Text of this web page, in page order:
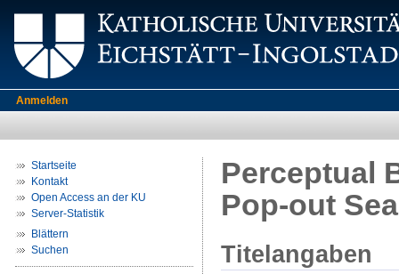
Anmelden
Startseite
Kontakt
Open Access an der KU
Server-Statistik
Blättern
Suchen
Perceptual
Pop-out
Titelangaben